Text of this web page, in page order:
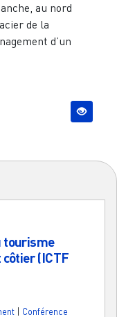
au nord
de la
d’un
tourisme
(ICTF
Conférence